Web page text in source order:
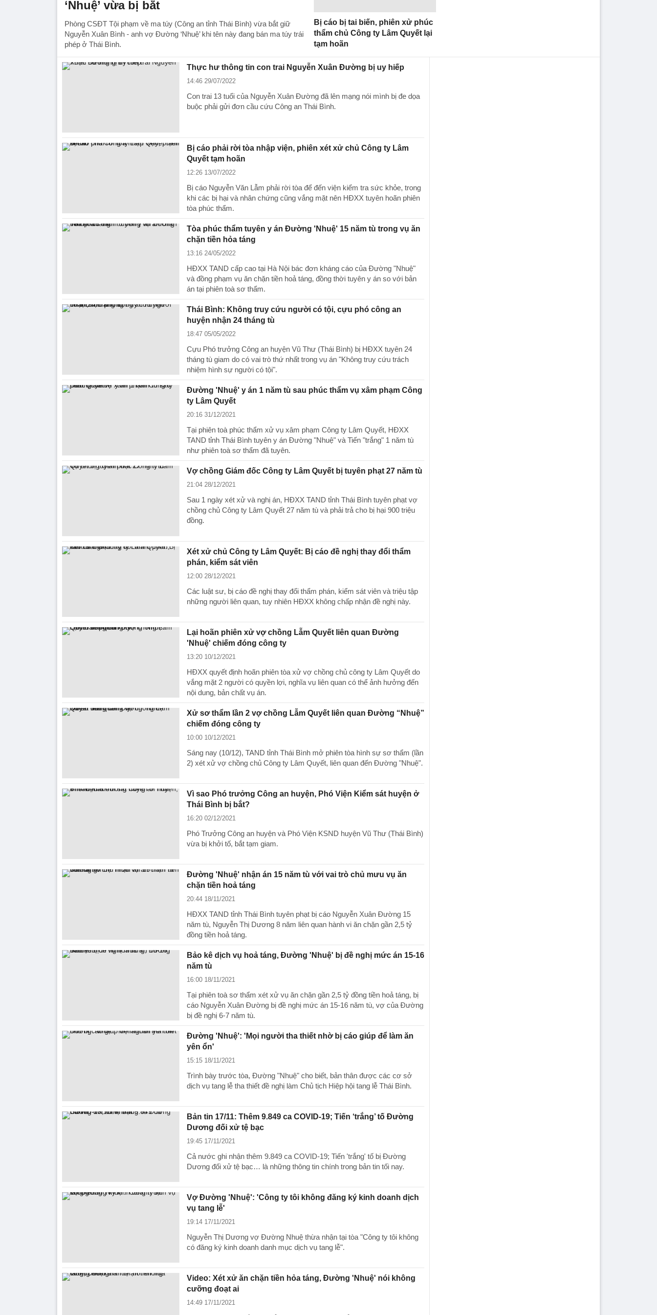
‘Nhuệ’ vừa bị bắt
Phòng CSĐT Tội phạm về ma túy (Công an tỉnh Thái Bình) vừa bắt giữ
Nguyễn Xuân Bình - anh vợ Đường ‘Nhuệ’ khi tên này đang bán ma túy trái
phép ở Thái Bình.
Bị cáo bị tai biến, phiên xử phúc
thẩm chủ Công ty Lâm Quyết lại
tạm hoãn
Thực hư thông tin con trai Nguyễn Xuân Đường bị uy hiếp
14:46 29/07/2022
Con trai 13 tuổi của Nguyễn Xuân Đường đã lên mạng nói mình bị đe dọa
buộc phải gửi đơn cầu cứu Công an Thái Bình.
Bị cáo phải rời tòa nhập viện, phiên xét xử chủ Công ty Lâm
Quyết tạm hoãn
12:26 13/07/2022
Bị cáo Nguyễn Văn Lẫm phải rời tòa để đến viện kiểm tra sức khỏe, trong
khi các bị hại và nhân chứng cũng vắng mặt nên HĐXX tuyên hoãn phiên
tòa phúc thẩm.
Tòa phúc thẩm tuyên y án Đường 'Nhuệ' 15 năm tù trong vụ ăn
chặn tiền hỏa táng
13:16 24/05/2022
HĐXX TAND cấp cao tại Hà Nội bác đơn kháng cáo của Đường "Nhuệ"
và đồng phạm vụ ăn chặn tiền hoả táng, đồng thời tuyên y án so với bản
án tại phiên toà sơ thẩm.
Thái Bình: Không truy cứu người có tội, cựu phó công an
huyện nhận 24 tháng tù
18:47 05/05/2022
Cựu Phó trưởng Công an huyện Vũ Thư (Thái Bình) bị HĐXX tuyên 24
tháng tù giam do có vai trò thứ nhất trong vụ án "Không truy cứu trách
nhiệm hình sự người có tội".
Đường 'Nhuệ' y án 1 năm tù sau phúc thẩm vụ xâm phạm Công
ty Lâm Quyết
20:16 31/12/2021
Tại phiên toà phúc thẩm xử vụ xâm phạm Công ty Lâm Quyết, HĐXX
TAND tỉnh Thái Bình tuyên y án Đường "Nhuệ" và Tiến "trắng" 1 năm tù
như phiên toà sơ thẩm đã tuyên.
Vợ chồng Giám đốc Công ty Lâm Quyết bị tuyên phạt 27 năm tù
21:04 28/12/2021
Sau 1 ngày xét xử và nghị án, HĐXX TAND tỉnh Thái Bình tuyên phạt vợ
chồng chủ Công ty Lâm Quyết 27 năm tù và phải trả cho bị hại 900 triệu
đồng.
Xét xử chủ Công ty Lâm Quyết: Bị cáo đề nghị thay đổi thẩm
phán, kiểm sát viên
12:00 28/12/2021
Các luật sư, bị cáo đề nghị thay đổi thẩm phán, kiểm sát viên và triệu tập
những người liên quan, tuy nhiên HĐXX không chấp nhận đề nghị này.
Lại hoãn phiên xử vợ chồng Lẫm Quyết liên quan Đường
'Nhuệ' chiếm đóng công ty
13:20 10/12/2021
HĐXX quyết định hoãn phiên tòa xử vợ chồng chủ công ty Lâm Quyết do
vắng mặt 2 người có quyền lợi, nghĩa vụ liên quan có thể ảnh hưởng đến
nội dung, bản chất vụ án.
Xử sơ thẩm lần 2 vợ chồng Lẫm Quyết liên quan Đường “Nhuệ”
chiếm đóng công ty
10:00 10/12/2021
Sáng nay (10/12), TAND tỉnh Thái Bình mở phiên tòa hình sự sơ thẩm (lần
2) xét xử vợ chồng chủ Công ty Lâm Quyết, liên quan đến Đường "Nhuệ".
Vì sao Phó trưởng Công an huyện, Phó Viện Kiểm sát huyện ở
Thái Bình bị bắt?
16:20 02/12/2021
Phó Trưởng Công an huyện và Phó Viện KSND huyện Vũ Thư (Thái Bình)
vừa bị khởi tố, bắt tạm giam.
Đường 'Nhuệ' nhận án 15 năm tù với vai trò chủ mưu vụ ăn
chặn tiền hoả táng
20:44 18/11/2021
HĐXX TAND tỉnh Thái Bình tuyên phạt bị cáo Nguyễn Xuân Đường 15
năm tù, Nguyễn Thị Dương 8 năm liên quan hành vi ăn chặn gần 2,5 tỷ
đồng tiền hoả táng.
Bảo kê dịch vụ hoả táng, Đường 'Nhuệ' bị đề nghị mức án 15-16
năm tù
16:00 18/11/2021
Tại phiên toà sơ thẩm xét xử vụ ăn chặn gần 2,5 tỷ đồng tiền hoả táng, bị
cáo Nguyễn Xuân Đường bị đề nghị mức án 15-16 năm tù, vợ của Đường
bị đề nghị 6-7 năm tù.
Đường 'Nhuệ': 'Mọi người tha thiết nhờ bị cáo giúp để làm ăn
yên ổn'
15:15 18/11/2021
Trình bày trước tòa, Đường "Nhuệ" cho biết, bản thân được các cơ sở
dịch vụ tang lễ tha thiết đề nghị làm Chủ tịch Hiệp hội tang lễ Thái Bình.
Bản tin 17/11: Thêm 9.849 ca COVID-19; Tiến ‘trắng’ tố Đường
Dương đối xử tệ bạc
19:45 17/11/2021
Cả nước ghi nhận thêm 9.849 ca COVID-19; Tiến 'trắng' tố bị Đường
Dương đối xử tệ bạc… là những thông tin chính trong bản tin tối nay.
Vợ Đường 'Nhuệ': 'Công ty tôi không đăng ký kinh doanh dịch
vụ tang lễ'
19:14 17/11/2021
Nguyễn Thị Dương vợ Đường Nhuệ thừa nhận tại tòa "Công ty tôi không
có đăng ký kinh doanh danh mục dịch vụ tang lễ".
Video: Xét xử ăn chặn tiền hỏa táng, Đường 'Nhuệ' nói không
cưỡng đoạt ai
14:49 17/11/2021